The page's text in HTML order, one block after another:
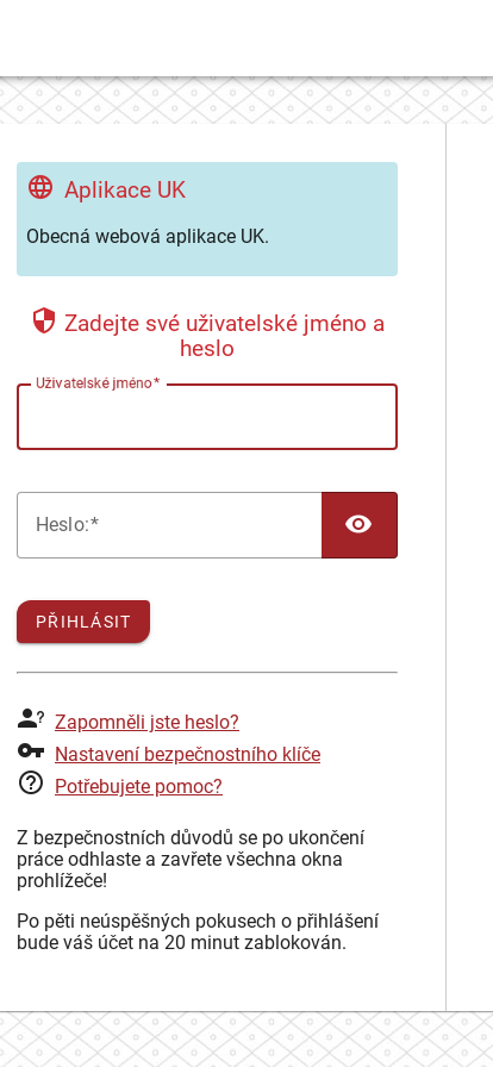
Aplikace UK
Obecná webová aplikace UK.
Zadejte své uživatelské jméno a
heslo
Uživatelské jméno
Heslo:
PŘIHLÁSIT
Zapomněli jste heslo?
Nastavení bezpečnostního klíče
Potřebujete pomoc?
Z bezpečnostních důvodů se po ukončení
práce odhlaste a zavřete všechna okna
prohlížeče!
Po pěti neúspěšných pokusech o přihlášení
bude váš účet na 20 minut zablokován.